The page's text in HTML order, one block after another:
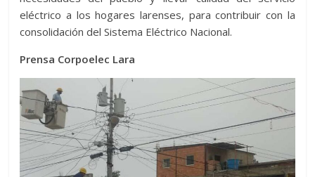
eléctrico a los hogares larenses, para contribuir con la
consolidación del Sistema Eléctrico Nacional.
Prensa Corpoelec Lara